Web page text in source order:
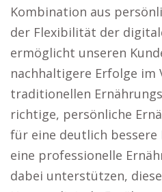
Kombination aus
der Flexibilität der
ermöglicht unseren
nachhaltigere Erfolge im
traditionellen
richtige, persönliche
für eine deutlich
eine professionelle
dabei unterstützen,